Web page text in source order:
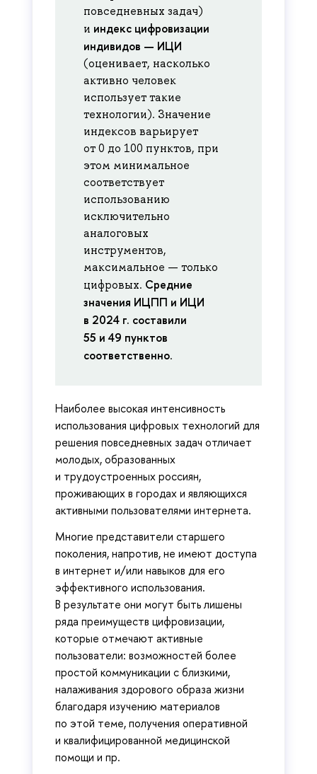
повседневных задач)
и индекс цифровизации
индивидов — ИЦИ
(оценивает, насколько
активно человек
использует такие
технологии). Значение
индексов варьирует
от 0 до 100 пунктов, при
этом минимальное
соответствует
использованию
исключительно
аналоговых
инструментов,
максимальное — только
цифровых. Средние
значения ИЦПП и ИЦИ
в 2024 г. составили
55 и 49 пунктов
соответственно.
Наиболее высокая интенсивность
использования цифровых технологий для
решения повседневных задач отличает
молодых, образованных
и трудоустроенных россиян,
проживающих в городах и являющихся
активными пользователями интернета.
Многие представители старшего
поколения, напротив, не имеют доступа
в интернет и/или навыков для его
эффективного использования.
В результате они могут быть лишены
ряда преимуществ цифровизации,
которые отмечают активные
пользователи: возможностей более
простой коммуникации с близкими,
налаживания здорового образа жизни
благодаря изучению материалов
по этой теме, получения оперативной
и квалифицированной медицинской
помощи и пр.